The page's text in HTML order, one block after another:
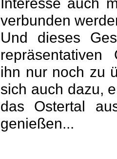
verbunden
Und dieses
repräsentativen
ihn nur noch zu
sich auch dazu,
das Ostertal
genießen...